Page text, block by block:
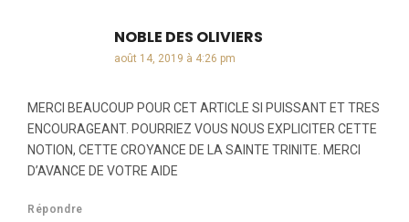
NOBLE DES OLIVIERS
août 14, 2019 à 4:26 pm
MERCI BEAUCOUP POUR CET ARTICLE SI PUISSANT ET TRES
ENCOURAGEANT. POURRIEZ VOUS NOUS EXPLICITER CETTE
NOTION, CETTE CROYANCE DE LA SAINTE TRINITE. MERCI
D’AVANCE DE VOTRE AIDE
Répondre